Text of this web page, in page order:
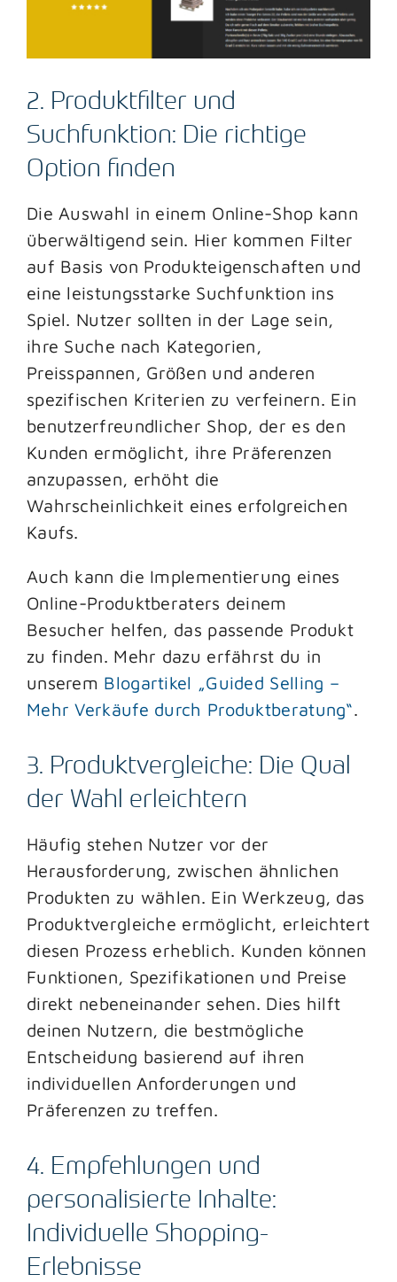
2. Produktfilter und
Suchfunktion: Die richtige
Option finden
Die Auswahl in einem Online-Shop kann
überwältigend sein. Hier kommen Filter
auf Basis von Produkteigenschaften und
eine leistungsstarke Suchfunktion ins
Spiel. Nutzer sollten in der Lage sein,
ihre Suche nach Kategorien,
Preisspannen, Größen und anderen
spezifischen Kriterien zu verfeinern. Ein
benutzerfreundlicher Shop, der es den
Kunden ermöglicht, ihre Präferenzen
anzupassen, erhöht die
Wahrscheinlichkeit eines erfolgreichen
Kaufs.
Auch kann die Implementierung eines
Online-Produktberaters deinem
Besucher helfen, das passende Produkt
zu finden. Mehr dazu erfährst du in
unserem Blogartikel „Guided Selling –
Mehr Verkäufe durch Produktberatung“.
3. Produktvergleiche: Die Qual
der Wahl erleichtern
Häufig stehen Nutzer vor der
Herausforderung, zwischen ähnlichen
Produkten zu wählen. Ein Werkzeug, das
Produktvergleiche ermöglicht, erleichtert
diesen Prozess erheblich. Kunden können
Funktionen, Spezifikationen und Preise
direkt nebeneinander sehen. Dies hilft
deinen Nutzern, die bestmögliche
Entscheidung basierend auf ihren
individuellen Anforderungen und
Präferenzen zu treffen.
4. Empfehlungen und
personalisierte Inhalte:
Individuelle Shopping-
Erlebnisse